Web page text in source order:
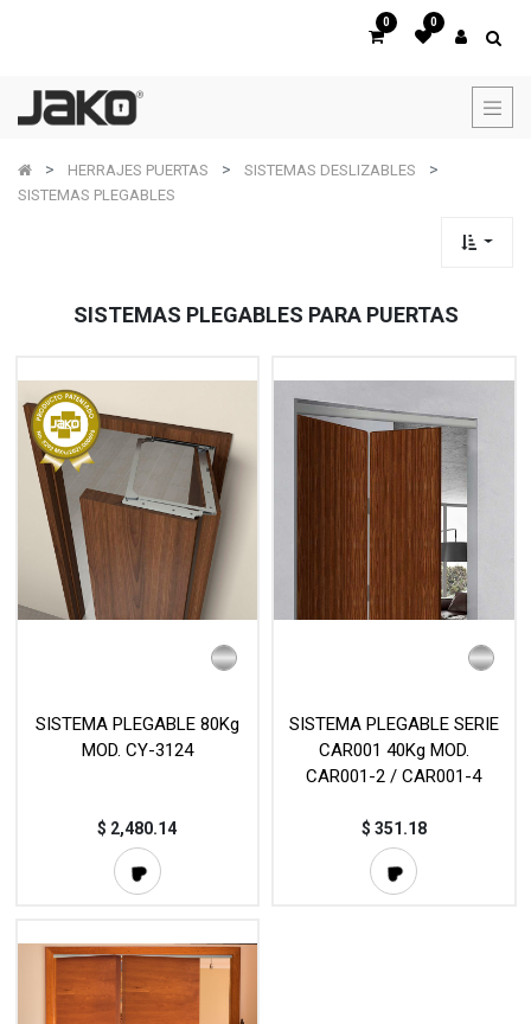
0 0
HERRAJES PUERTAS
SISTEMAS DESLIZABLES
SISTEMAS PLEGABLES
SISTEMAS PLEGABLES PARA PUERTAS
SISTEMA PLEGABLE 80Kg
MOD. CY-3124
$ 2,480.14
SISTEMA PLEGABLE SERIE
CAR001 40Kg MOD.
CAR001-2 / CAR001-4
$ 351.18